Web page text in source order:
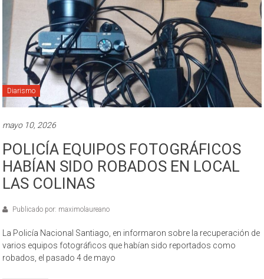
Diarismo
mayo 10, 2026
POLICÍA EQUIPOS FOTOGRÁFICOS
HABÍAN SIDO ROBADOS EN LOCAL
LAS COLINAS
Publicado por: maximolaureano
La Policía Nacional Santiago, en informaron sobre la recuperación de
varios equipos fotográficos que habían sido reportados como
robados, el pasado 4 de mayo